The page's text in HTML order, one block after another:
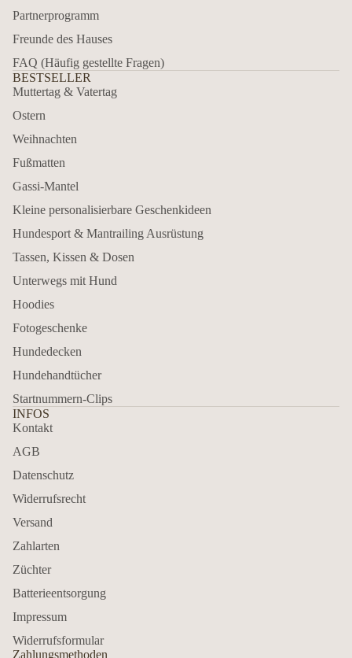
Partnerprogramm
Freunde des Hauses
FAQ (Häufig gestellte Fragen)
BESTSELLER
Muttertag & Vatertag
Ostern
Weihnachten
Fußmatten
Gassi-Mantel
Kleine personalisierbare Geschenkideen
Hundesport & Mantrailing Ausrüstung
Tassen, Kissen & Dosen
Unterwegs mit Hund
Hoodies
Fotogeschenke
Hundedecken
Hundehandtücher
Startnummern-Clips
INFOS
Kontakt
AGB
Datenschutz
Widerrufsrecht
Versand
Zahlarten
Züchter
Batterieentsorgung
Impressum
Widerrufsformular
Zahlungsmethoden